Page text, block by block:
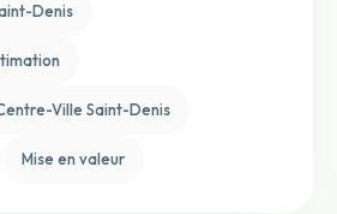
Denis
Ville Saint-Denis
Mise en valeur